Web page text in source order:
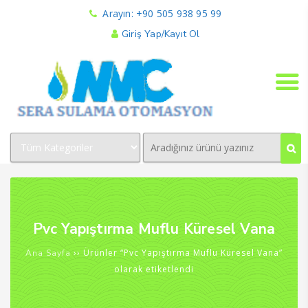
Arayın: +90 505 938 95 99
Giriş Yap/Kayıt Ol
Pvc Yapıştırma Muflu Küresel Vana
Ana Sayfa ›› Ürünler “Pvc Yapıştırma Muflu Küresel Vana”
olarak etiketlendi